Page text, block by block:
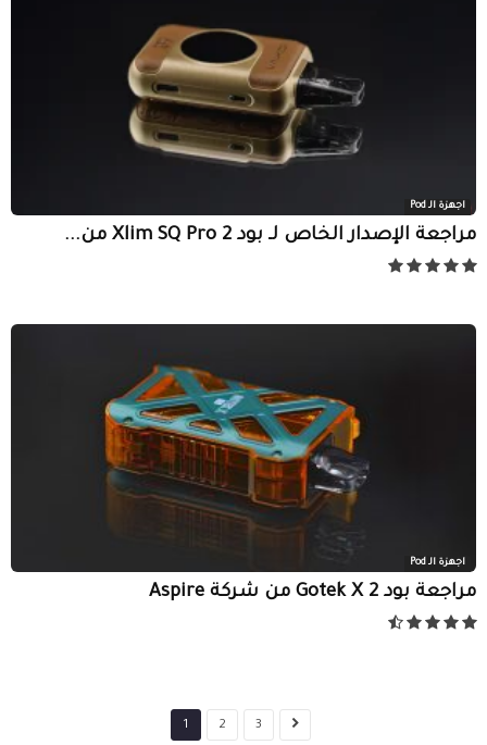
اجهزة الـ Pod
مراجعة الإصدار الخاص لـ بود Xlim SQ Pro 2 من...
اجهزة الـ Pod
مراجعة بود Gotek X 2 من شركة Aspire
2 3